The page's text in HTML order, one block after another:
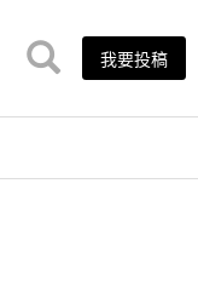
我要投稿